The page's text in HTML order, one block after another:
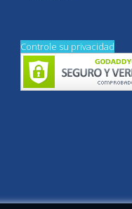
Controle su privacidad